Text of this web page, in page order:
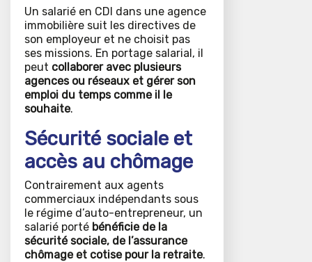
Un salarié en CDI dans une agence
immobilière suit les directives de
son employeur et ne choisit pas
ses missions. En portage salarial, il
peut collaborer avec plusieurs
agences ou réseaux et gérer son
emploi du temps comme il le
souhaite.
Sécurité sociale et
accès au chômage
Contrairement aux agents
commerciaux indépendants sous
le régime d’auto-entrepreneur, un
salarié porté bénéficie de la
sécurité sociale, de l’assurance
chômage et cotise pour la retraite.